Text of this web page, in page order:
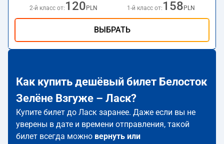
2-й класс от: 120 PLN 1-й класс от: 158 PLN
ВЫБРАТЬ
Как купить дешёвый билет Белосток
Зелёне Взгуже – Ласк?
Купите билет до Ласк заранее. Даже если вы не
уверены в дате и времени отправления, такой
билет всегда можно вернуть или